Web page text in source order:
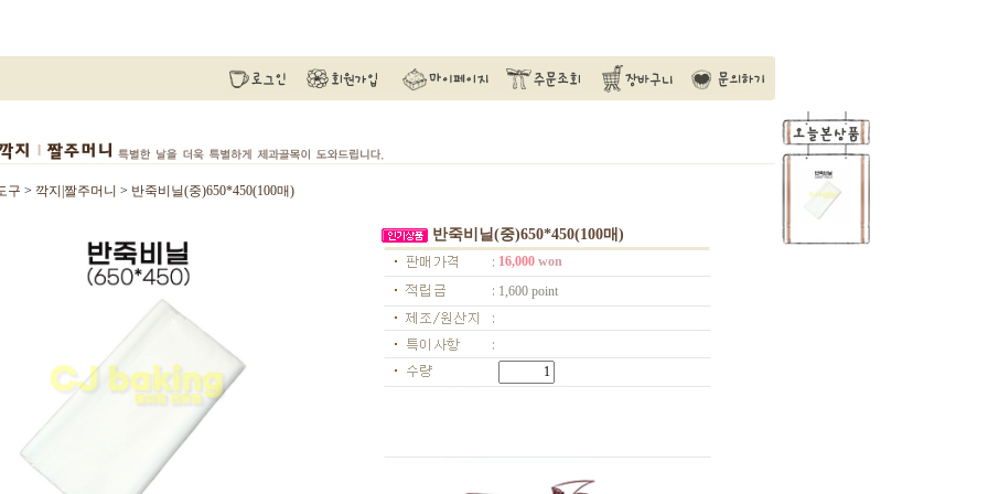
구 > 깍지|짤주머니 > 반죽비닐(중)650*450(100매)
반죽비닐(중)650*450(100매)
16,000 won
1,600 point